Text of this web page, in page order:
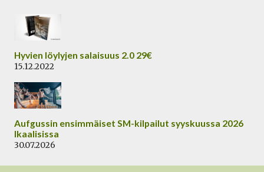
sisältöön
Hyvien löylyjen salaisuus 2.0 29€
15.12.2022
Aufgussin ensimmäiset SM-kilpailut syyskuussa 2026
Ikaalisissa
30.07.2026